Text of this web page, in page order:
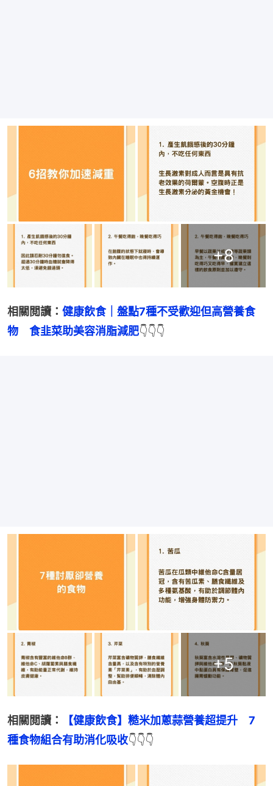
+8
相關閲讀： 健康飲食｜盤點7種不受歡迎但高營養食
物　食韭菜助美容消脂減肥👇👇👇
+5
相關閲讀：
【健康飲食】糙米加蔥蒜營養超提升　7
種食物組合有助消化吸收👇👇👇